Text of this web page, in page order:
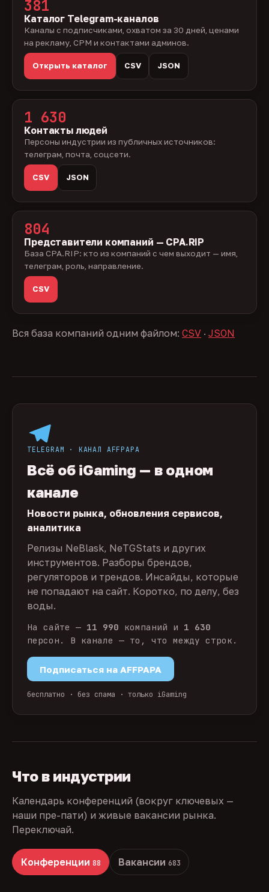
381
Каталог Telegram-каналов
Каналы с подписчиками, охватом за 30 дней, ценами
на рекламу, CPM и контактами админов.
Открыть каталог CSV JSON
1 630
Контакты людей
Персоны индустрии из публичных источников:
телеграм, почта, соцсети.
CSV JSON
804
Представители компаний — CPA.RIP
База CPA.RIP: кто из компаний с чем выходит — имя,
телеграм, роль, направление.
CSV
Вся база компаний одним файлом: CSV · JSON
TELEGRAM · КАНАЛ AFFPAPA
Всё об iGaming — в одном
канале
Новости рынка, обновления сервисов,
аналитика
Релизы NeBlask, NeTGStats и других
инструментов. Разборы брендов,
регуляторов и трендов. Инсайды, которые
не попадают на сайт. Коротко, по делу, без
воды.
На сайте — 11 990 компаний и 1 630
персон. В канале — то, что между строк.
Подписаться на AFFPAPA
бесплатно · без спама · только iGaming
Что в индустрии
Календарь конференций (вокруг ключевых —
наши пре-пати) и живые вакансии рынка.
Переключай.
Конференции 88 Вакансии 683